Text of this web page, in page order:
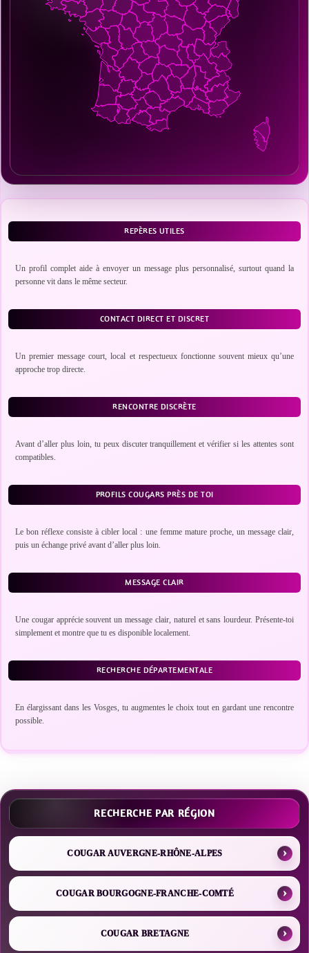
REPÈRES UTILES
Un profil complet aide à envoyer un message plus personnalisé, surtout quand la
personne vit dans le même secteur.
CONTACT DIRECT ET DISCRET
Un premier message court, local et respectueux fonctionne souvent mieux qu’une
approche trop directe.
RENCONTRE DISCRÈTE
Avant d’aller plus loin, tu peux discuter tranquillement et vérifier si les attentes sont
compatibles.
PROFILS COUGARS PRÈS DE TOI
Le bon réflexe consiste à cibler local : une femme mature proche, un message clair,
puis un échange privé avant d’aller plus loin.
MESSAGE CLAIR
Une cougar apprécie souvent un message clair, naturel et sans lourdeur. Présente-toi
simplement et montre que tu es disponible localement.
RECHERCHE DÉPARTEMENTALE
En élargissant dans les Vosges, tu augmentes le choix tout en gardant une rencontre
possible.
RECHERCHE PAR RÉGION
COUGAR AUVERGNE-RHÔNE-ALPES
COUGAR BOURGOGNE-FRANCHE-COMTÉ
COUGAR BRETAGNE